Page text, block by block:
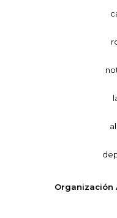
Organización